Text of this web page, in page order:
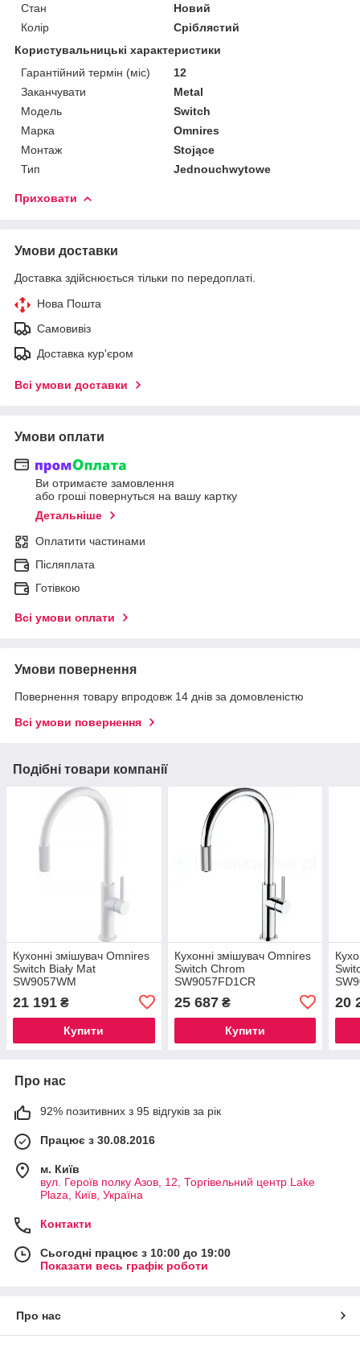
Стан
Новий
Колір
Сріблястий
Користувальницькі характеристики
Гарантійний термін (міс)
12
Заканчувати
Metal
Мoдель
Switch
Марка
Omnires
Монтаж
Stojące
Тип
Jednouchwytowe
Приховати
Умови доставки
Доставка здійснюється тільки по передоплаті.
Нова Пошта
Самовивіз
Доставка кур'єром
Всі умови доставки
Умови оплати
Ви отримаєте замовлення
або гроші повернуться на вашу картку
Детальніше
Оплатити частинами
Післяплата
Готівкою
Всі умови оплати
Умови повернення
Повернення товару впродовж 14 днів за домовленістю
Всі умови повернення
Подібні товари компанії
Кухонні змішувач Omnires
Switch Biały Mat
SW9057WM
21 191 ₴
Купити
Кухонні змішувач Omnires
Switch Chrom
SW9057FD1CR
25 687₴
Купити
20
Про нас
92% позитивних з 95 відгуків за рік
Працює з 30.08.2016
м. Київ
вул. Героїв полку Азов, 12, Торгівельний центр Lake
Plaza, Київ, Україна
Контакти
Сьогодні працює з 10:00 до 19:00
Показати весь графік роботи
Про нас